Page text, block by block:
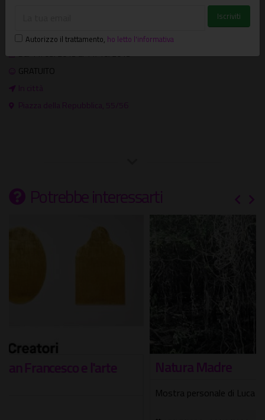
Mostre
Dal 11/09/2013 al 11/10/2013
GRATUITO
In città
Piazza della Repubblica, 55/56
Potrebbe interessarti
Natura Madre
Autorizzo il trattamento, ho letto l'informativa